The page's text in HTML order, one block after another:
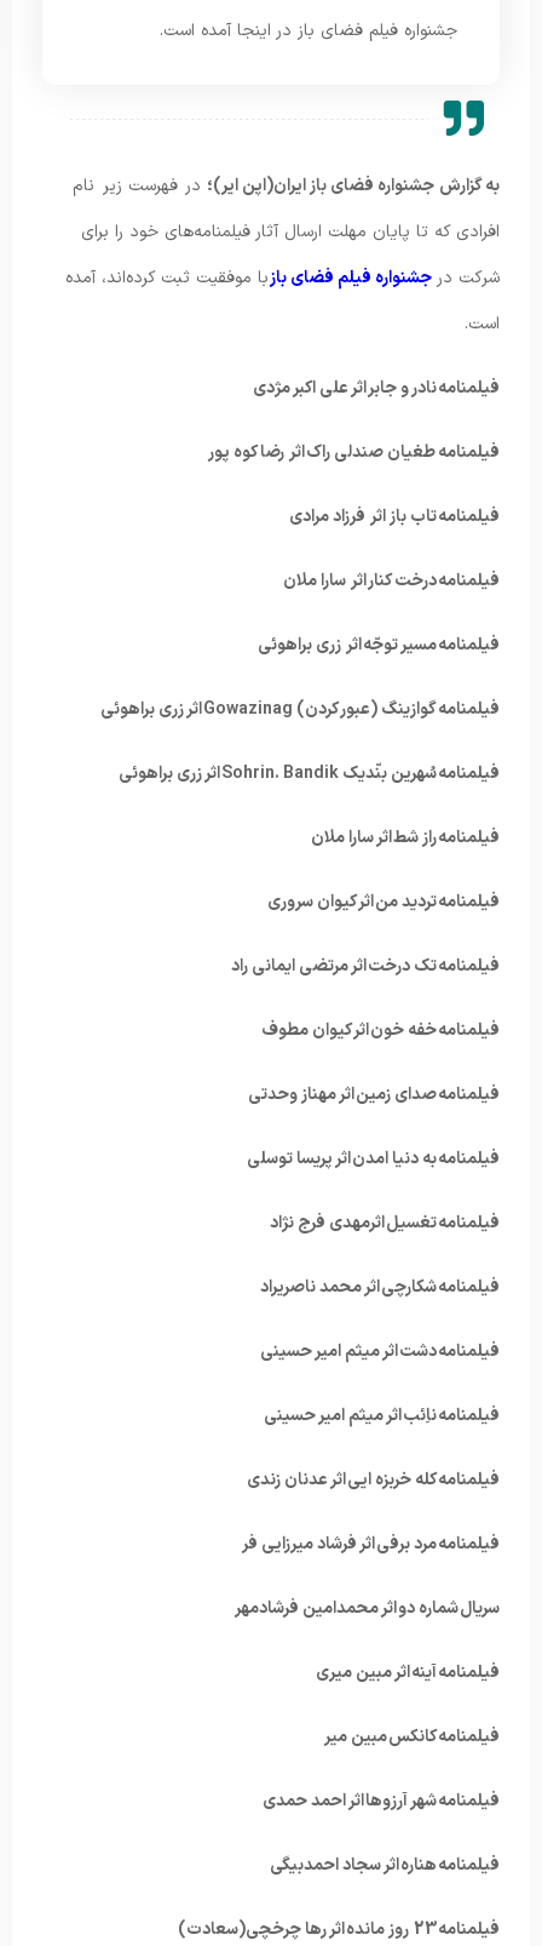
جشنواره فیلم فضای باز در اینجا آمده است.
به گزارش جشنواره فضای باز ایران(اپن ایر)؛ در فهرست زیر نام
افرادی که تا پایان مهلت ارسال آثار فیلمنامه‌های خود را برای
شرکت درجشنواره فیلم فضای بازبا موفقیت ثبت کرده‌اند، آمده
است.
فیلمنامه نادر و جابر اثر علی اکبر مژدی
فیلمنامه طغیان صندلی راک اثر رضا کوه پور
فیلمنامه تاب باز اثر فرزاد مرادی
فیلمنامه درخت کنار اثر سارا ملان
فیلمنامه مسیر توجّه اثر زری براهوئی
فیلمنامه گوازینگ (عبور کردن) Gowazinag اثر زری براهوئی
فیلمنامه سُهرین بنّدیک Sohrin. Bandik اثر زری براهوئی
فیلمنامه راز شط اثر سارا ملان
فیلمنامه تردید من اثر کیوان سروری
فیلمنامه تک درخت اثر مرتضی ایمانی راد
فیلمنامه خفه خون اثر کیوان مطوف
فیلمنامه صدای زمین اثر مهناز وحدتی
فیلمنامه به دنیا امدن اثر پریسا توسلی
فیلمنامه تغسیل اثرمهدی فرج نژاد
فیلمنامه شکارچی اثر محمد ناصریراد
فیلمنامه دشت اثر میثم امیر حسینی
فیلمنامه ناِئب اثر میثم امیر حسینی
فیلمنامه کله خربزه ایی اثر عدنان زندی
فیلمنامه مرد برفی اثر فرشاد میرزایی فر
سریال شماره دو اثر محمدامین فرشادمهر
فیلمنامه آینه اثر مبین میری
فیلمنامه کانکس مبین میر
فیلمنامه شهر آرزوها اثر احمد حمدی
فیلمنامه هناره اثر سجاد احمدبیگی
فیلمنامه 23 روز مانده اثر رها چرخچی(سعادت)